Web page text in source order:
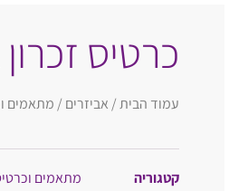
כרטיס זכרון GB 128 Ultra San Disk
עמוד הבית/אביזרים /מתאמים
קטגוריה מתאמים